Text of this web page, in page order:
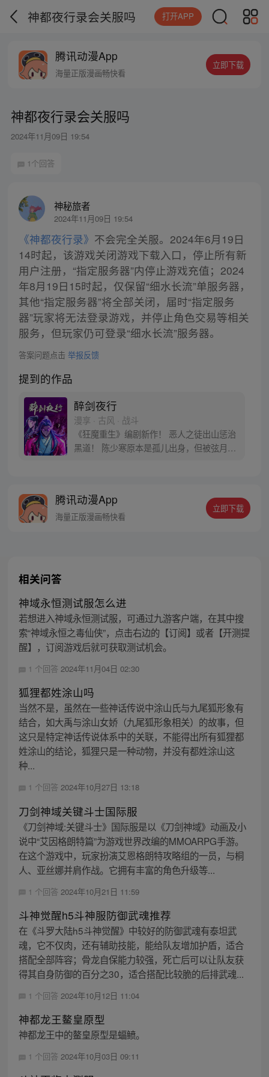
神都夜行录会关服吗 打开APP
腾讯动漫App
海量正版漫画畅快看
立即下载
神都夜行录会关服吗
2024年11月09日 19:54
1个回答
神秘旅者
2024年11月09日 19:54
《神都夜行录》 不会完全关服。2024年6月19日
14时起，该游戏关闭游戏下载入口，停止所有新
用户注册，“指定服务器”内停止游戏充值；2024
年8月19日15时起，仅保留“细水长流”单服务器，
其他“指定服务器”将全部关闭，届时“指定服务
器”玩家将无法登录游戏，并停止角色交易等相关
服务，但玩家仍可登录“细水长流”服务器。
答案问题点击 举报反馈
提到的作品
醉剑夜行
漫享 · 古风 · 战斗
《狂魔重生》编剧新作！ 恶人之徒出山惩治
黑道！ 陈少寒原本是孤儿出身，但被弦月剑
少寒回到故乡，试图寻找弦月剑舞班的痕
迹，但剑舞班早已消失在了黑道手中!
腾讯动漫App
海量正版漫画畅快看
立即下载
相关问答
神域永恒测试服怎么进
若想进入神域永恒测试服，可通过九游客户端，在其中搜
索“神域永恒之毒仙侠”，点击右边的【订阅】或者【开测提
醒】，订阅游戏后就可获取测试机会。
1 个回答 2024年11月04日 02:30
狐狸都姓涂山吗
当然不是，虽然在一些神话传说中涂山氏与九尾狐形象有
结合，如大禹与涂山女娇（九尾狐形象相关）的故事，但
这只是特定神话传说体系中的关联，不能得出所有狐狸都
姓涂山的结论，狐狸只是一种动物，并没有都姓涂山这
种...
1 个回答 2024年10月27日 13:18
刀剑神域关键斗士国际服
《刀剑神域:关键斗士》国际服是以《刀剑神域》动画及小
说中“艾因格朗特篇”为游戏世界改编的MMOARPG手游。
在这个游戏中，玩家扮演艾恩格朗特攻略组的一员，与桐
人、亚丝娜并肩作战。它拥有丰富的角色升级等...
1 个回答 2024年10月21日 11:59
斗神觉醒h5斗神服防御武魂推荐
在《斗罗大陆h5斗神觉醒》中较好的防御武魂有泰坦武
魂，它不仅肉，还有辅助技能，能给队友增加护盾，适合
搭配全部阵容；骨龙自保能力较强，死亡后可以让队友获
得其自身防御的百分之30，适合搭配比较脆的后排武魂...
1 个回答 2024年10月12日 11:04
神都龙王鳌皇原型
神都龙王中的鳌皇原型是蝠鲼。
1 个回答 2024年10月03日 09:11